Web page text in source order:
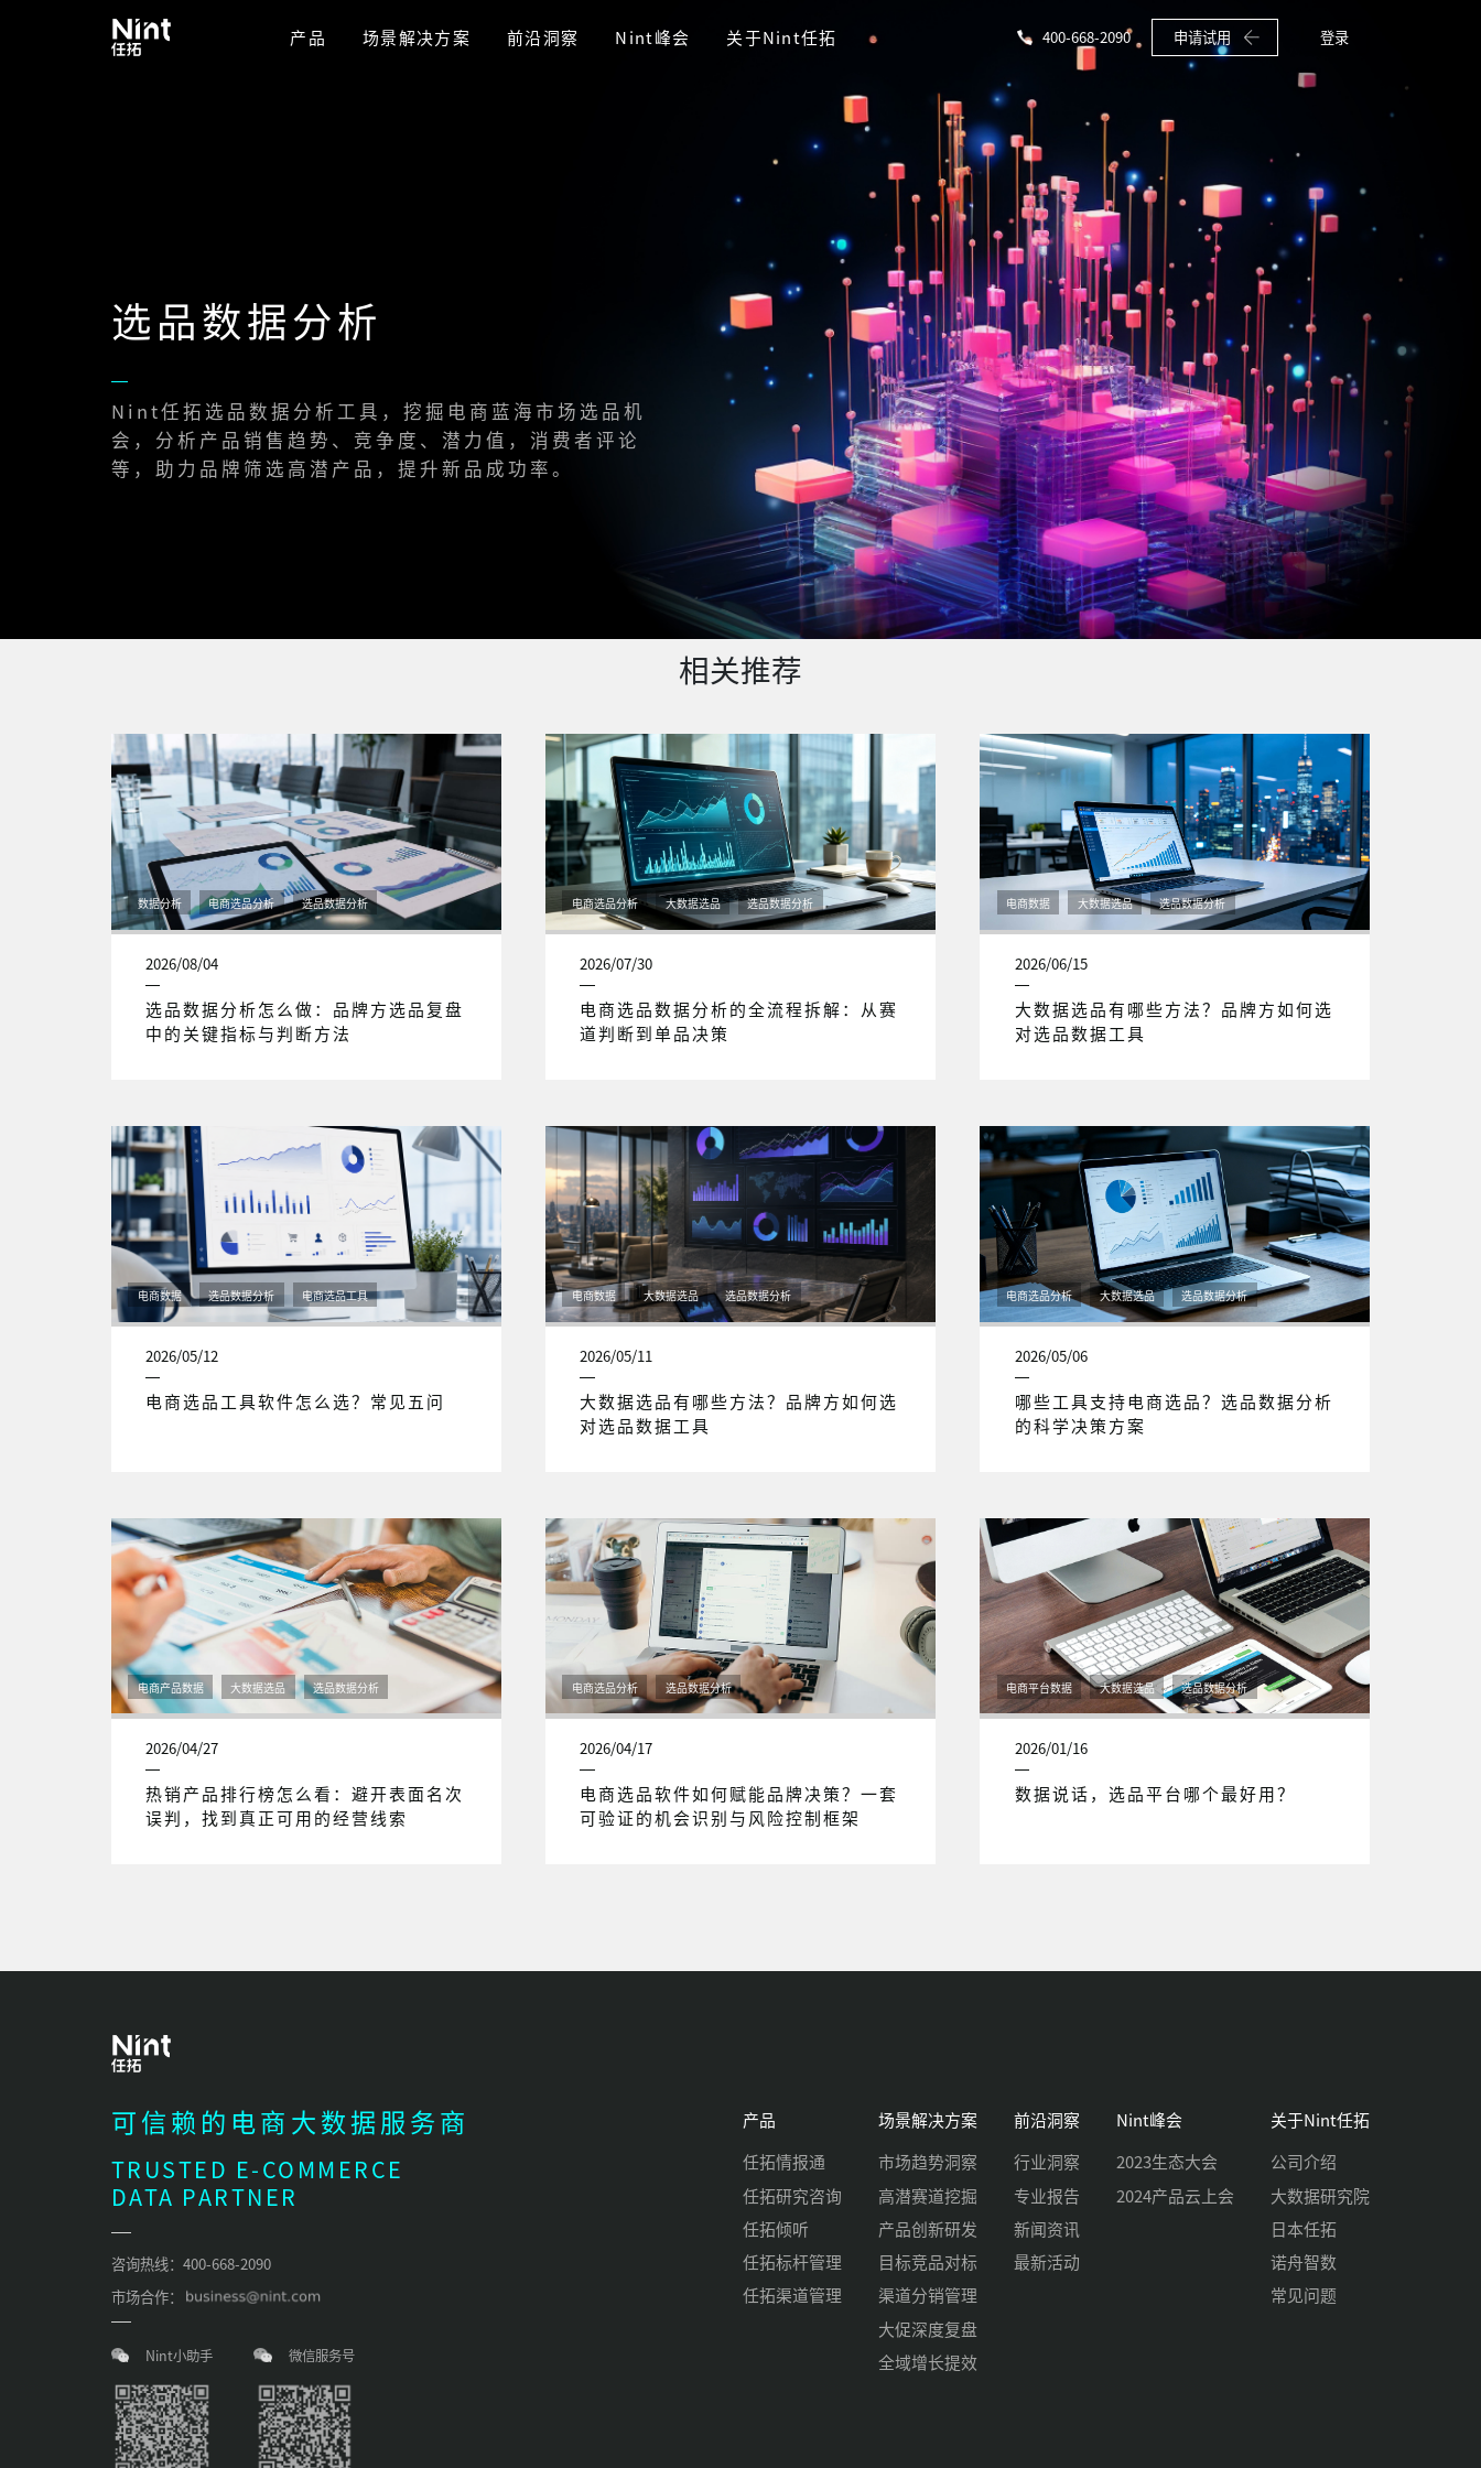
产品 场景解决方案 前沿洞察 Nint峰会 关于Nint任拓 400-668-2090 申请试用 登录
选品数据分析
Nint任拓选品数据分析工具，挖掘电商蓝海市场选品机
会，分析产品销售趋势、竞争度、潜力值，消费者评论
等，助力品牌筛选高潜产品，提升新品成功率。
相关推荐
数据分析 电商选品分析 选品数据分析
2026/08/04
选品数据分析怎么做：品牌方选品复盘
中的关键指标与判断方法
电商选品分析 大数据选品 选品数据分析
2026/07/30
电商选品数据分析的全流程拆解：从赛
道判断到单品决策
电商数据 大数据选品 选品数据分析
2026/06/15
大数据选品有哪些方法？品牌方如何选
对选品数据工具
电商数据 选品数据分析 电商选品工具
2026/05/12
电商选品工具软件怎么选？常见五问
电商数据 大数据选品 选品数据分析
2026/05/11
大数据选品有哪些方法？品牌方如何选
对选品数据工具
电商选品分析 大数据选品 选品数据分析
2026/05/06
哪些工具支持电商选品？选品数据分析
的科学决策方案
电商产品数据 大数据选品 选品数据分析
2026/04/27
热销产品排行榜怎么看：避开表面名次
误判，找到真正可用的经营线索
电商选品分析 选品数据分析
2026/04/17
电商选品软件如何赋能品牌决策？一套
可验证的机会识别与风险控制框架
电商平台数据 大数据选品 选品数据分析
2026/01/16
数据说话，选品平台哪个最好用？
可信赖的电商大数据服务商
TRUSTED E-COMMERCE
DATA PARTNER
咨询热线：400-668-2090
市场合作：
Nint小助手 微信服务号
产品
任拓情报通
任拓研究咨询
任拓倾听
任拓标杆管理
任拓渠道管理
场景解决方案
市场趋势洞察
高潜赛道挖掘
产品创新研发
目标竞品对标
渠道分销管理
大促深度复盘
全域增长提效
前沿洞察
行业洞察
专业报告
新闻资讯
最新活动
Nint峰会
2023生态大会
2024产品云上会
关于Nint任拓
公司介绍
大数据研究院
日本任拓
诺舟智数
常见问题